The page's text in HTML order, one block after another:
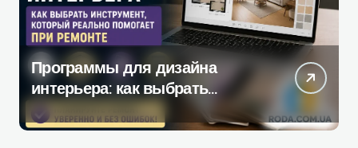
Программы для дизайна
интерьера: как выбрать
инструмент, который
действительно поможет при